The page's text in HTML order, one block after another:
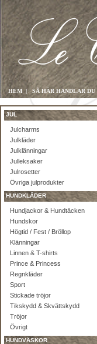
HEM | SÅ HÄR HANDLAR DU
JUL
Julcharms
Julkläder
Julklänningar
Julleksaker
Julrosetter
Övriga julprodukter
HUNDKLÄDER
Hundjackor & Hundtäcken
Hundskor
Högtid / Fest / Bröllop
Klänningar
Linnen & T-shirts
Prince & Princess
Regnkläder
Sport
Stickade tröjor
Tikskydd & Skvättskydd
Tröjor
Övrigt
HUNDVÄSKOR